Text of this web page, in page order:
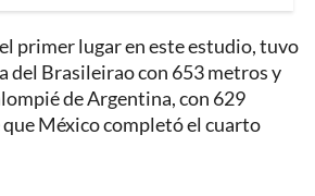
primer lugar en este estudio, tuvo
del Brasileirao con 653 metros y
de Argentina, con 629
México completó el cuarto